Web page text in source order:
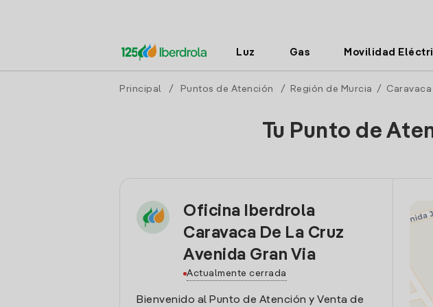
Luz Gas Movilidad
Principal / Puntos de Atención / Región de Murcia /
Tu Punto de
Oficina Iberdrola
Caravaca De La Cruz
Avenida Gran Via
Actualmente cerrada
Bienvenido al Punto de Atención y Venta de